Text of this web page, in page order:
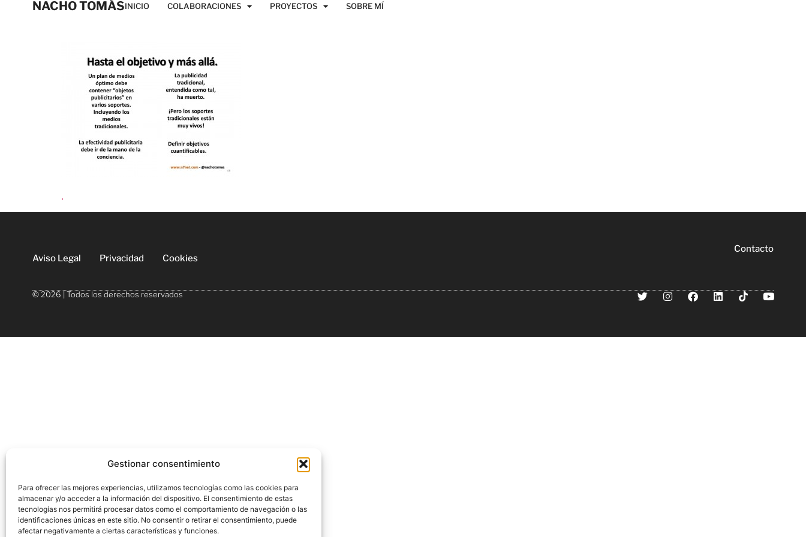
Gestionar consentimiento
Para ofrecer las mejores experiencias, utilizamos tecnologías como las cookies para
almacenar y/o acceder a la información del dispositivo. El consentimiento de estas
tecnologías nos permitirá procesar datos como el comportamiento de navegación o las
identificaciones únicas en este sitio. No consentir o retirar el consentimiento, puede
afectar negativamente a ciertas características y funciones.
NACHO TOMÁSINICIO COLABORACIONES PROYECTOS SOBRE MÍ
.
Aviso Legal Privacidad Cookies
Contacto
© 2026 | Todos los derechos reservados